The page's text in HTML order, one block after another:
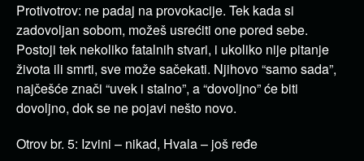
Protivotrov: ne padaj na provokacije. Tek kada si
zadovoljan sobom, možeš usrećiti one pored sebe.
Postoji tek nekoliko fatalnih stvari, i ukoliko nije pitanje
života ili smrti, sve može sačekati. Njihovo “samo sada”,
najčešće znači “uvek i stalno”, a “dovoljno” će biti
dovoljno, dok se ne pojavi nešto novo.
Otrov br. 5: Izvini – nikad, Hvala – još ređe